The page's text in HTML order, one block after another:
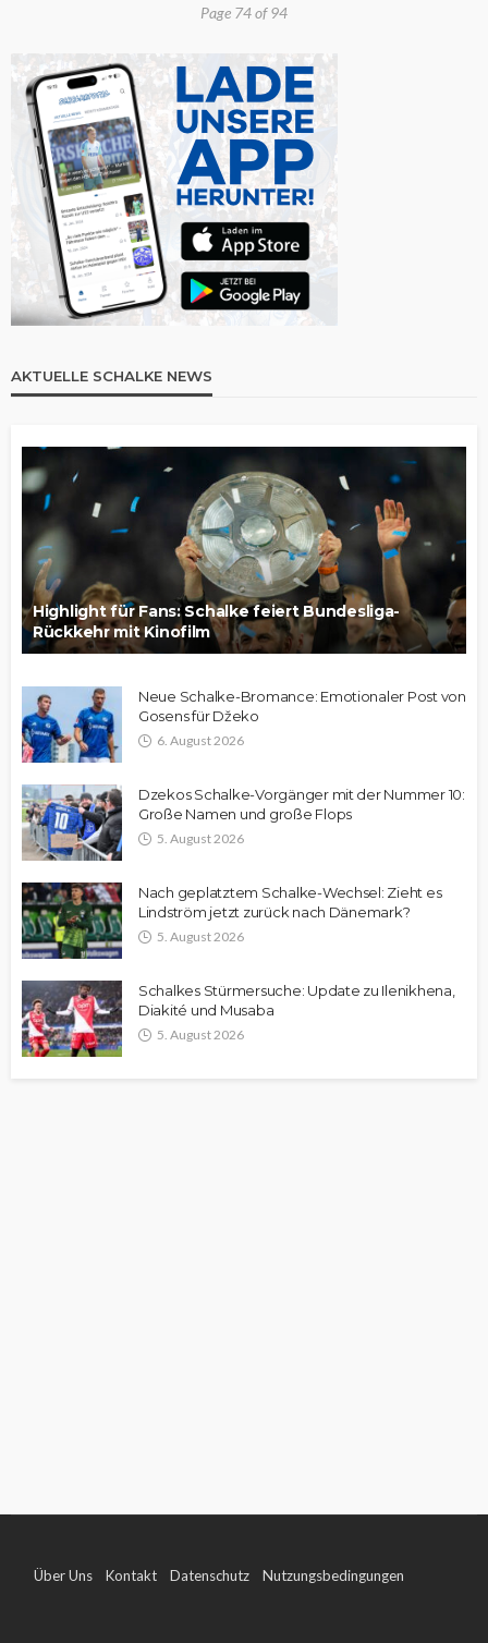
Page 74 of 94
AKTUELLE SCHALKE NEWS
Highlight für Fans: Schalke feiert Bundesliga-
Rückkehr mit Kinofilm
Neue Schalke-Bromance: Emotionaler Post von
Gosens für Džeko
6. August 2026
Dzekos Schalke-Vorgänger mit der Nummer 10:
Große Namen und große Flops
5. August 2026
Nach geplatztem Schalke-Wechsel: Zieht es
Lindström jetzt zurück nach Dänemark?
5. August 2026
Schalkes Stürmersuche: Update zu Ilenikhena,
Diakité und Musaba
5. August 2026
Über Uns Kontakt Datenschutz Nutzungsbedingungen